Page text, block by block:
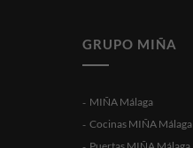
GRUPO MIÑA
MIÑA Málaga
Cocinas MIÑA Málaga